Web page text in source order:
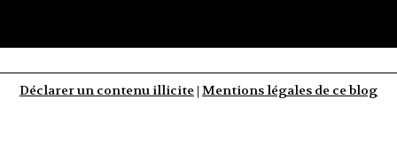
Déclarer un contenu illicite | Mentions légales de ce blog